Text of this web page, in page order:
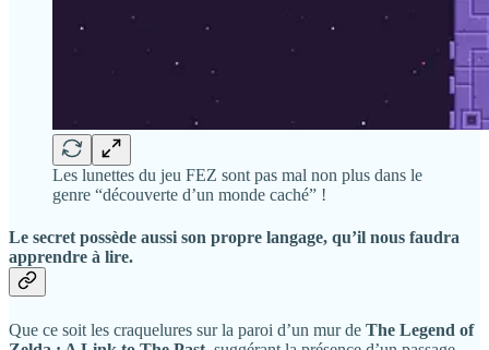
Les lunettes du jeu FEZ sont pas mal non plus dans le
genre “découverte d’un monde caché” !
Le secret possède aussi son propre langage, qu’il nous faudra
apprendre à lire.
Que ce soit les craquelures sur la paroi d’un mur de The Legend of